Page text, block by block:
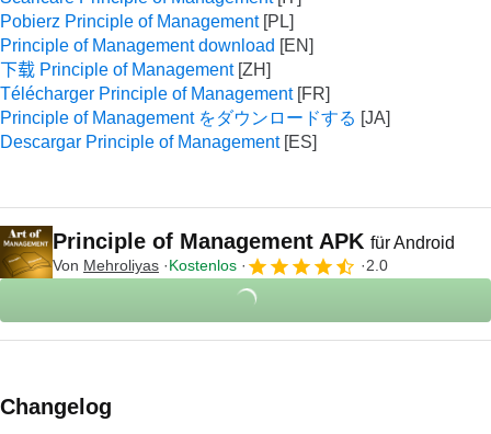
Pobierz Principle of Management
Principle of Management download
下载 Principle of Management
Télécharger Principle of Management
Principle of Management をダウンロードする
Descargar Principle of Management
Principle of Management APK für Android
Von Mehroliyas Kostenlos 2.0
Changelog